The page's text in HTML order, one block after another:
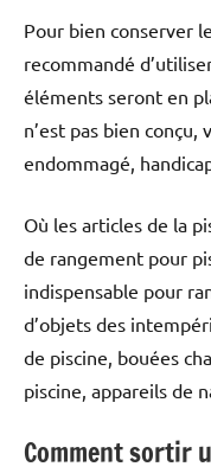
Pour bien conserver
recommandé
éléments seront en
n’est pas bien
endommagé,
Où les articles de la
de rangement pour
indispensable pour
d’objets des
de piscine, bouées
piscine, appareils de
Comment sortir